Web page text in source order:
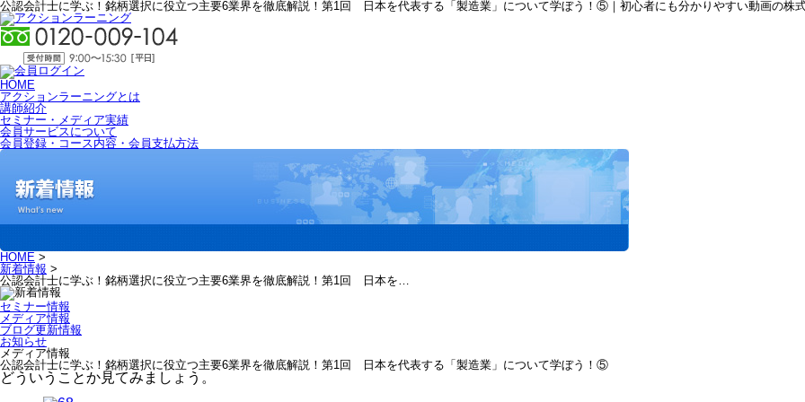
公認会計士に学ぶ！銘柄選択に役立つ主要6業界を徹底解説！第1回 日本を代表する「製造業」について学ぼう！⑤｜初心者にも分かりやすい動画の株
HOME
アクションラーニングとは
講師紹介
セミナー・メディア実績
会員サービスについて
会員登録・コース内容・会員支払方法
HOME >
新着情報 >
公認会計士に学ぶ！銘柄選択に役立つ主要6業界を徹底解説！第1回 日本を…
セミナー情報
メディア情報
ブログ更新情報
お知らせ
メディア情報
公認会計士に学ぶ！銘柄選択に役立つ主要6業界を徹底解説！第1回 日本を代表する「製造業」について学ぼう！⑤
どういうことか見てみましょう。